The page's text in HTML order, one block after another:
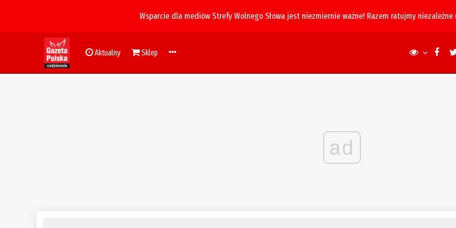
Wsparcie dla mediów Strefy Wolnego Słowa jest niezmiernie ważne! Razem ratujmy
Aktualny Sklep
ad